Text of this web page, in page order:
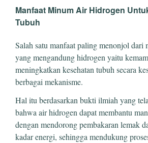
Manfaat Minum Air Hidrogen
Tubuh
Salah satu manfaat paling menonjol dari
yang mengandung hidrogen yaitu
meningkatkan kesehatan tubuh secara
berbagai mekanisme.
Hal itu berdasarkan bukti ilmiah yang
bahwa air hidrogen dapat membantu
dengan mendorong pembakaran lemak
kadar energi, sehingga mendukung